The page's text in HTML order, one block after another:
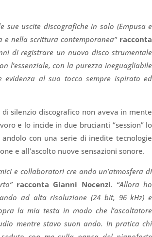
uscite discografiche in solo (Empusa e
e nella scrittura contemporanea” racconta
di registrare un nuovo disco strumentale
l’essenziale, con la purezza ineguagliabile
al suo tocco sempre ispirato ed
silenzio discografico non aveva in mente
e lo incide in due brucianti “session” lo
andolo con una serie di inedite tecnologie
e all’ascolto nuove sensazioni sonore.
e collaboratori cre ando un’atmosfera di
racconta Gianni Nocenzi. “Allora ho
ad alta risoluzione (24 bit, 96 kHz) e
la mia testa in modo che l’ascoltatore
mentre stavo suon ando. In pratica chi